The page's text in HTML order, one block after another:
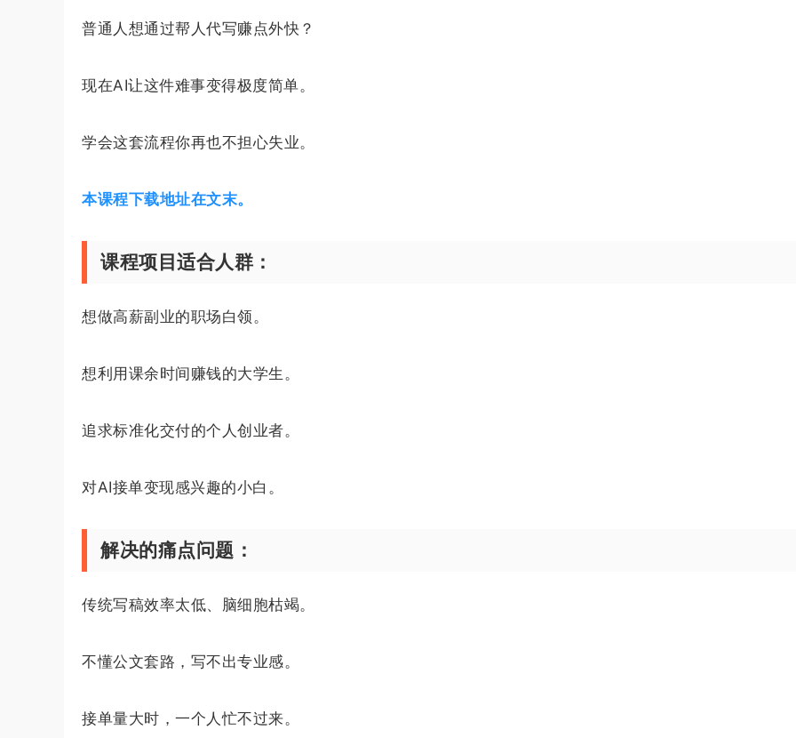
普通人想通过帮人代写赚点外快？
现在AI让这件难事变得极度简单。
学会这套流程你再也不担心失业。
本课程下载地址在文末。
课程项目适合人群：
想做高薪副业的职场白领。
想利用课余时间赚钱的大学生。
追求标准化交付的个人创业者。
对AI接单变现感兴趣的小白。
解决的痛点问题：
传统写稿效率太低、脑细胞枯竭。
不懂公文套路，写不出专业感。
接单量大时，一个人忙不过来。